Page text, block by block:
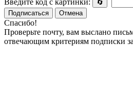
Введите код с картинки:
🔄
Подписаться
Отмена
Спасибо!
Проверьте почту, вам выслано
отвечающим критериям подписки